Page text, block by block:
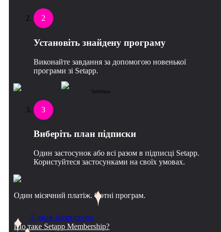
2
Установіть знайдену програму
Виконайте завдання за допомогою новенької
програми зі Setapp.
TaskPaper
3
Виберіть план підписки
Один застосунок або всі разом в підписці Setapp.
Користуйтеся застосунками на своїх умовах.
Один місячний платіж. Сотні програм.
7 днів безплатно
Що таке Setapp Membership?